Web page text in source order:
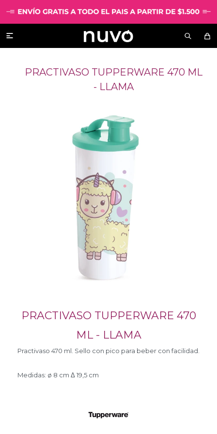

PRACTIVASO TUPPERWARE 470 ML
- LLAMA
PRACTIVASO TUPPERWARE 470
ML - LLAMA
Practivaso 470 ml. Sello con pico para beber con facilidad.
Medidas: ø 8 cm Δ 19,5 cm